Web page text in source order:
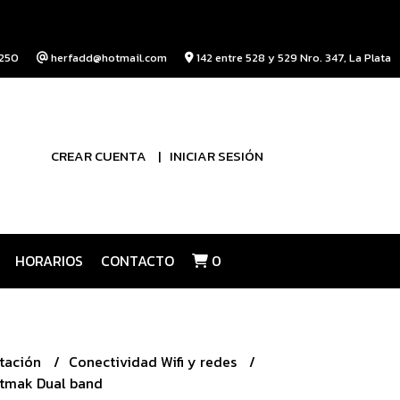
herfadd@hotmail.com 142 entre 528 y 529 Nro. 347, La Plata
CREAR CUENTA INICIAR SESIÓN
HORARIOS CONTACTO 0
Conectividad Wifi y redes
Dual band